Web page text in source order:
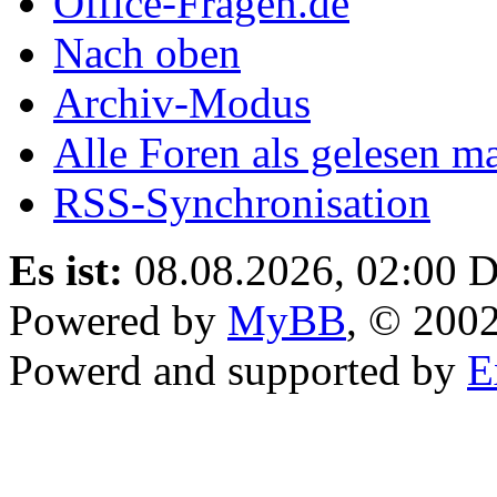
Nach oben
Archiv-Modus
Alle Foren als gelesen
RSS-Synchronisation
Es ist: 08.08.2026, 02:00
Powered by MyBB, ©
Powerd and supported by